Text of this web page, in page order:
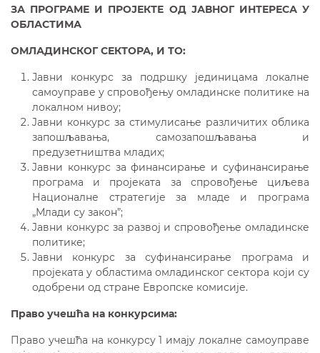
ЗА ПРОГРАМЕ И ПРОЈЕКТЕ ОД ЈАВНОГ ИНТЕРЕСА У
ОБЛАСТИМА
ОМЛАДИНСКОГ СЕКТОРА, И ТО:
Јавни конкурс за подршку јединицама локалне
самоуправе у спровођењу омладинске политике на
локалном нивоу;
Jавни конкурс за стимулисање различитих облика
запошљавања, самозапошљавања и
предузетништва младих;
Jавни конкурс за финансирање и суфинансирање
програма и пројеката за спровођење циљева
Националне стратегије за младе и програма
„Млади су закон”;
Jавни конкурс за развој и спровођење омладинске
политике;
Јавни конкурс за суфинансирање програма и
пројеката у областима омладинског сектора који су
одобрени од стране Европске комисије.
Право учешћа на конкурсима:
Право учешћа на конкурсу 1 имају локалне самоуправе